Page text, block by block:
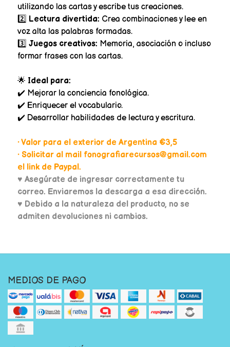
utilizando las cartas y escribe tus creaciones.
2️⃣ Lectura divertida: Crea combinaciones y lee en
voz alta las palabras formadas.
3️⃣ Juegos creativos: Memoria, asociación o incluso
formar frases con las cartas.
🌟 Ideal para:
✔️ Mejorar la conciencia fonológica.
✔️ Enriquecer el vocabulario.
✔️ Desarrollar habilidades de lectura y escritura.
• Valor para el exterior de Argentina €3,5
• Solicitar al mail fonografiarecursos@gmail.com
el link de Paypal.
♥ Asegúrate de ingresar correctamente tu
correo. Enviaremos la descarga a esa dirección.
♥ Debido a la naturaleza del producto, no se
admiten devoluciones ni cambios.
MEDIOS DE PAGO